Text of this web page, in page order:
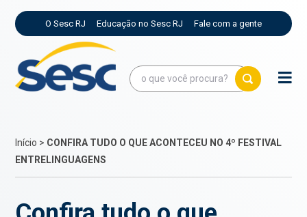
O Sesc RJ Educação no Sesc RJ Fale com a gente
Início > CONFIRA TUDO O QUE ACONTECEU NO 4º FESTIVAL
ENTRELINGUAGENS